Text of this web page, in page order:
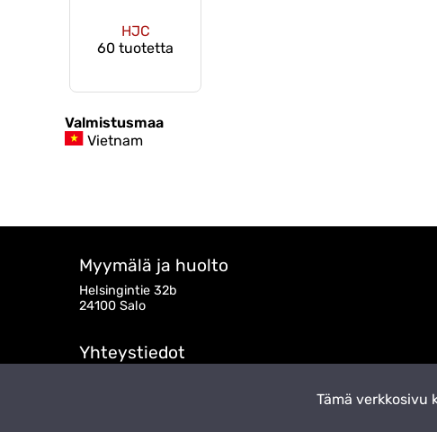
HJC
60 tuotetta
Valmistusmaa
Vietnam
Myymälä ja huolto
Helsingintie 32b
24100 Salo
Yhteystiedot
Tämä verkkosivu